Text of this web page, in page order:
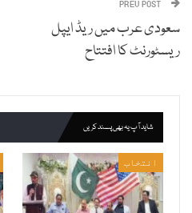
سعودی عرب میں ریڈ ایپل
ریسٹورنٹ کا افتتاح
شاید آپ یہ بھی پسند کریں
انتخاب